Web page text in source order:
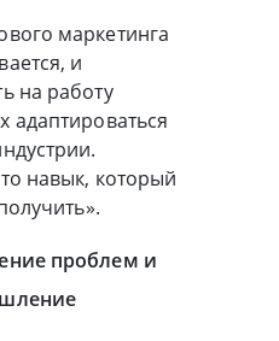
маркетинга
и
на работу
адаптироваться
навык, который
проблем и